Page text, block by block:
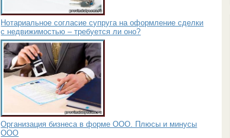
Нотариальное согласие супруга на оформление сделки
с недвижимостью – требуется ли оно?
Организация бизнеса в форме ООО. Плюсы и минусы
ООО